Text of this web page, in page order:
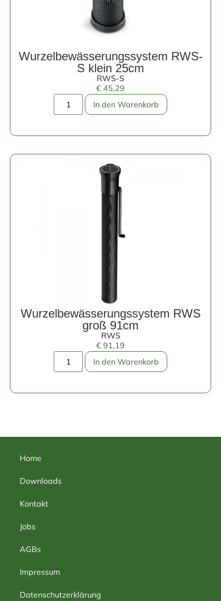
Wurzelbewässerungssystem RWS-
S klein 25cm
RWS-S
€ 45,29
In den Warenkorb
Wurzelbewässerungssystem RWS
groß 91cm
RWS
€ 91,19
In den Warenkorb
Home
Downloads
Kontakt
Jobs
AGBs
Impressum
Datenschutzerklärung